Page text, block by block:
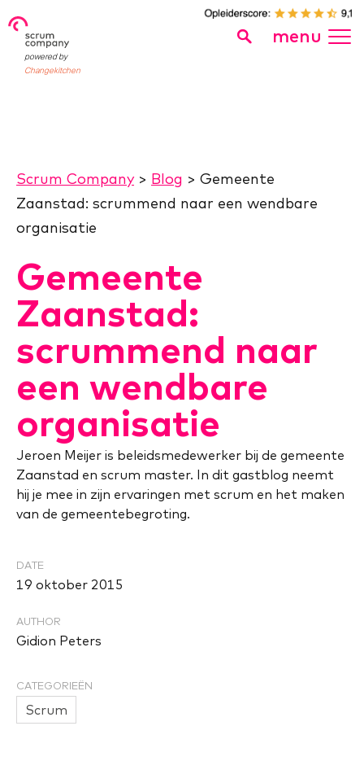
powered by
Changekitchen
menu
Scrum Company> Blog > Gemeente
Zaanstad: scrummend naar een wendbare
organisatie
Gemeente
Zaanstad:
scrummend naar
een wendbare
organisatie
Jeroen Meijer is beleidsmedewerker bij de gemeente
Zaanstad en scrum master. In dit gastblog neemt
hij je mee in zijn ervaringen met scrum en het maken
van de gemeentebegroting.
DATE
19 oktober 2015
AUTHOR
Gidion Peters
CATEGORIEËN
Scrum